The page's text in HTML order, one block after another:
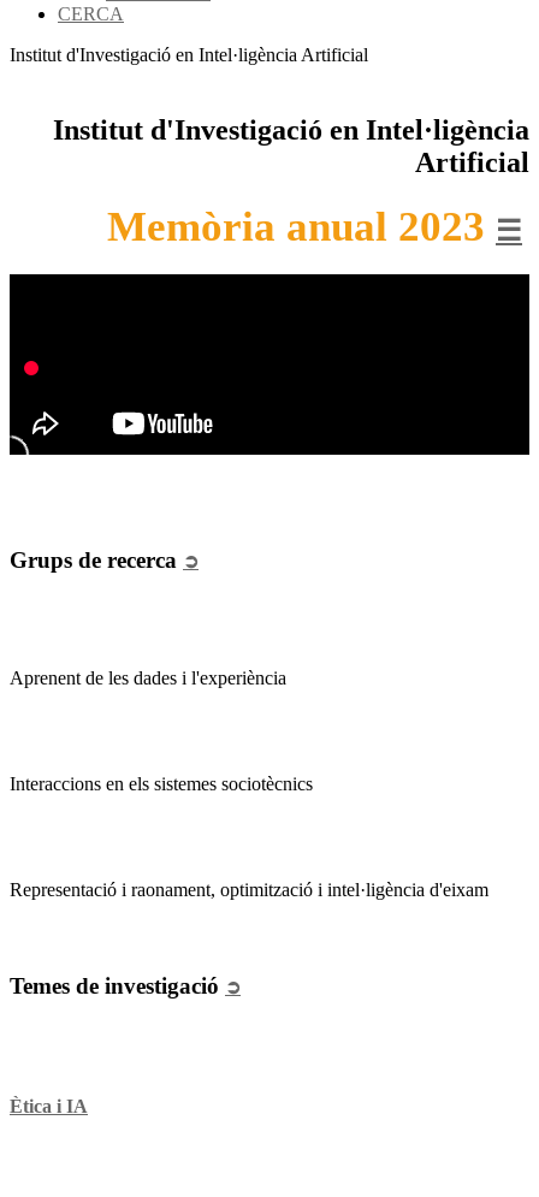
CERCA
Institut d'Investigació en Intel·ligència Artificial
Institut d'Investigació en Intel·ligència
Artificial
Memòria anual 2023 ☰
Grups de recerca ➲
Aprenent de les dades i l'experiència
Interaccions en els sistemes sociotècnics
Representació i raonament, optimització i intel·ligència d'eixam
Temes de investigació ➲
Ètica i IA